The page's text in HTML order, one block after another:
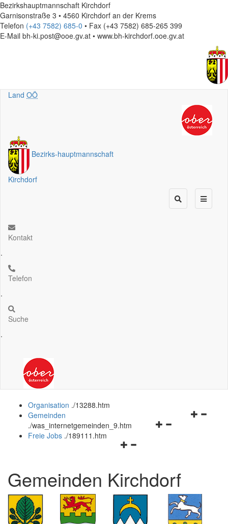
Bezirkshauptmannschaft Kirchdorf
Garnisonstraße 3 • 4560 Kirchdorf an der Krems
Telefon (+43 7582) 685-0 • Fax (+43 7582) 685-265 399
E-Mail bh-ki.post@ooe.gv.at • www.bh-kirchdorf.ooe.gv.at
Land OÖ
Bezirks-hauptmannschaft
Kirchdorf
Kontakt
.
Telefon
.
Suche
.
Organisation ./13288.htm
Navigationsmenü
Gemeinden
./was_internetgemeinden_9.htm
Navigationsmenü
schließen
Freie Jobs ./189111.htm
Gemeinden Kirchdorf